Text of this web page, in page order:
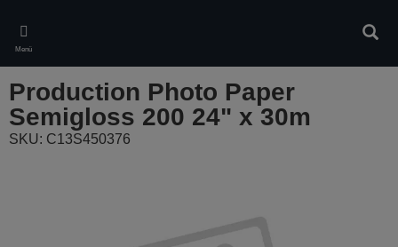
main
content
Menü
Production Photo Paper
Semigloss 200 24" x 30m
SKU: C13S450376